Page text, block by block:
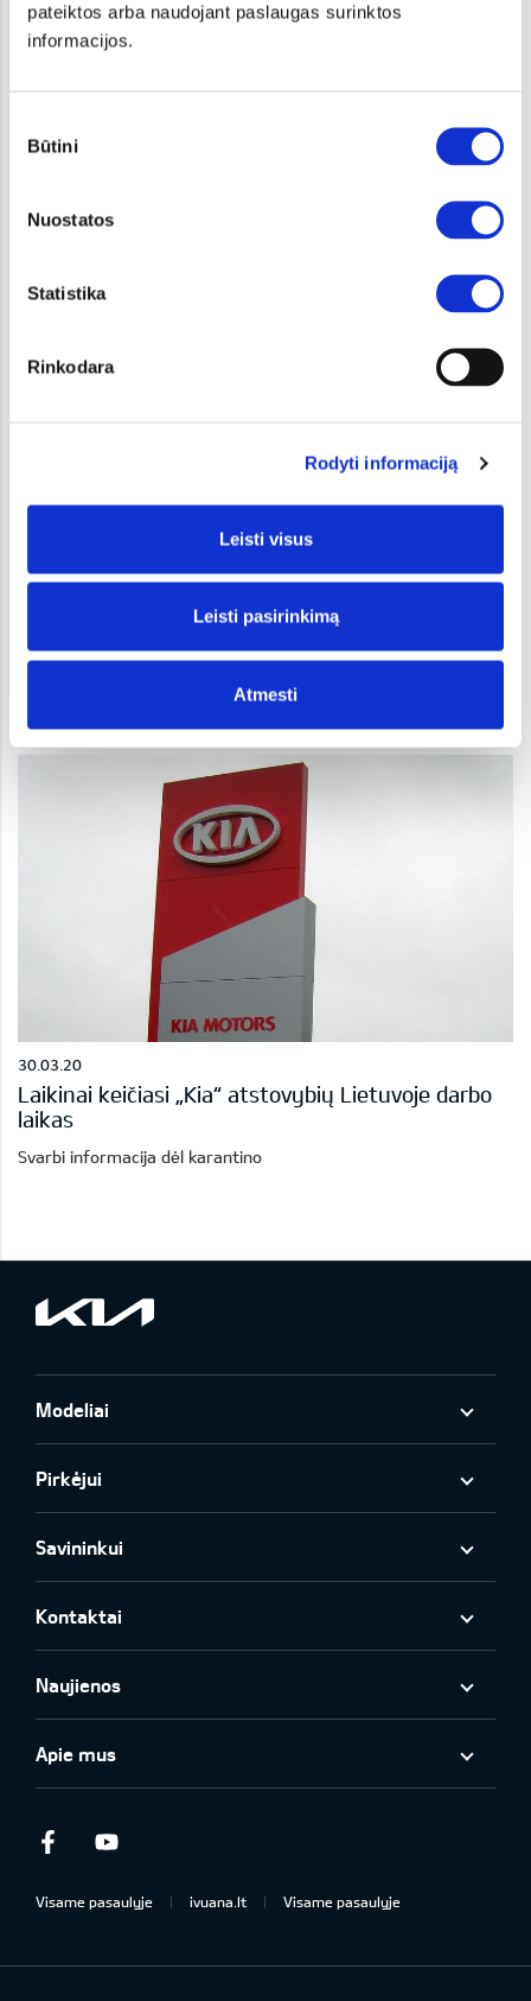
pateiktos arba naudojant paslaugas surinktos
informacijos.
pasirinkimas
Būtini
Nuostatos
Statistika
Rinkodara
Rodyti informaciją
Leisti visus
Leisti pasirinkimą
Atmesti
12.07.20
„J. D. Power 2020 Initial Quality Study“ yra kasmetinis kokybės
„Kia“ pratęsia savo automobilių garantiją
Programa pratęsia garantiją iki 2020 m. birželio 30 d.
30.03.20
Laikinai keičiasi „Kia“ atstovybių Lietuvoje darbo
laikas
Svarbi informacija dėl karantino
Modeliai
Pirkėjui
Savininkui
Kontaktai
Naujienos
Apie mus
Facebook
Visame pasaulyje ivuana.lt Visame pasaulyje